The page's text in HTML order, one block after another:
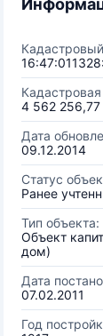
4 562 256,77
Дата
09.12.2014
Статус
Ранее
Тип объекта:
Объект
дом)
Дата
07.02.2011
Год